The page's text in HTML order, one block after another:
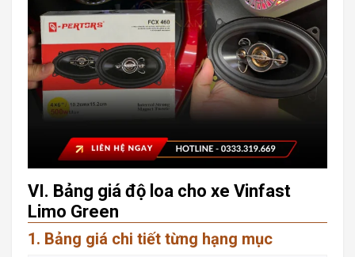
VI. Bảng giá độ loa cho xe Vinfast
Limo Green
1. Bảng giá chi tiết từng hạng mục